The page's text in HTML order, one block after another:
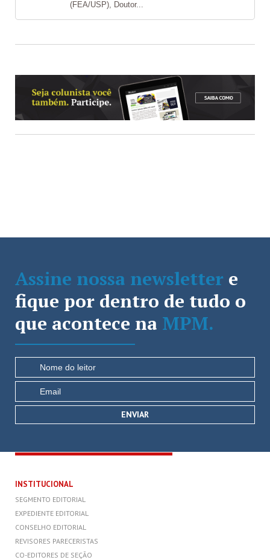
(FEA/USP), Doutor...
Assine nossa newsletter e
fique por dentro de tudo o
que acontece na MPM.
INSTITUCIONAL
SEGMENTO EDITORIAL
EXPEDIENTE EDITORIAL
CONSELHO EDITORIAL
REVISORES PARECERISTAS
CO-EDITORES DE SEÇÃO